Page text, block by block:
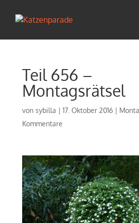
Teil 656 –
Montagsrätsel
von sybilla | 17. Oktober 2016|
Kommentare